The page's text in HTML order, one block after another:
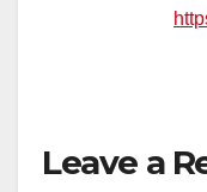
Leave a